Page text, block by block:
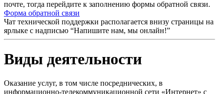
почте, тогда перейдите к заполнению формы обратной связи.
Форма обратной связи
Чат технической поддержки располагается внизу страницы на
ярлыке с надписью “Напишите нам, мы онлайн!”
Виды деятельности
Оказание услуг, в том числе посреднических, в
информационно-телекоммуникационной сети «Интернет» с